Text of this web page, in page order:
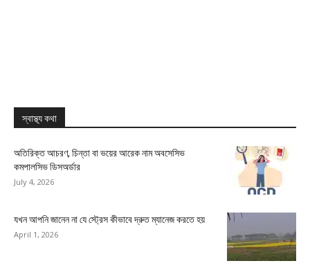
স্বাস্থ্য কথা
অতিরিক্ত আচরণ, চিন্তা বা ভয়ের আরেক নাম অবসেসিভ
কমপালসিভ ডিসঅর্ডার
July 4, 2026
যখন আপনি জানেন না যে স্ট্রেস কীভাবে দ্রুত ম্যানেজ করতে হয়
April 1, 2026